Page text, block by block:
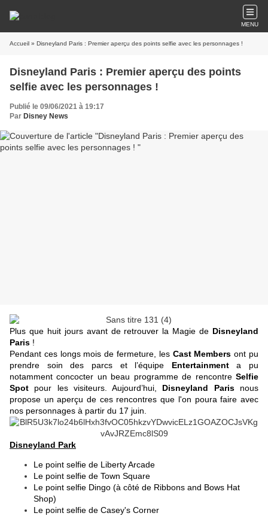
MENU
Accueil » Disneyland Paris : Premier aperçu des points selfie avec les personnages !
Disneyland Paris : Premier aperçu des points
selfie avec les personnages !
Publié le 09/06/2021 à 19:17
Par Disney News
Plus que huit jours avant de retrouver la Magie de Disneyland
Paris !
Pendant ces longs mois de fermeture, les Cast Members ont pu
prendre soin des parcs et l’équipe Entertainmenta pu
notamment concocter un beau programme de rencontre Selfie
Spot pour les visiteurs. Aujourd’hui, Disneyland Parisnous
propose un aperçu de ces rencontres que l'on poura faire avec
nos personnages à partir du 17 juin.
Disneyland Park
Le point selfie de Liberty Arcade
Le point selfie de Town Square
Le point selfie Dingo (à côté de Ribbons and Bows Hat
Shop)
Le point selfie de Casey's Corner